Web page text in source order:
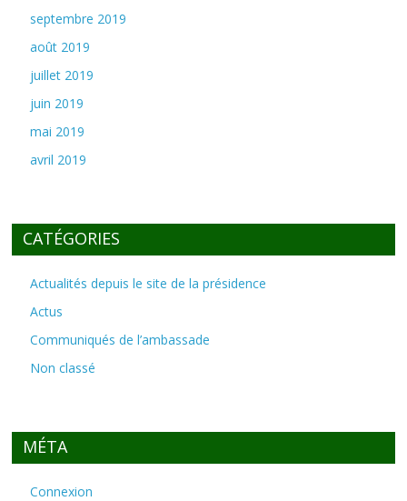
septembre 2019
août 2019
juillet 2019
juin 2019
mai 2019
avril 2019
CATÉGORIES
Actualités depuis le site de la présidence
Actus
Communiqués de l’ambassade
Non classé
MÉTA
Connexion